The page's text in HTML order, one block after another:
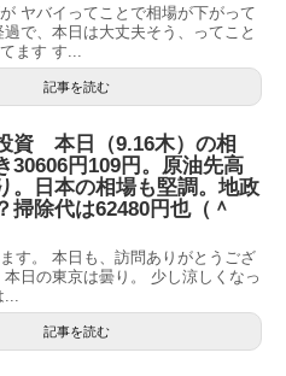
ヤバイってことで相場が下がって
で、本日は大丈夫そう、ってこと
ます す...
記事を読む
資 本日（9.16木）の相
30606円109円。原油先高
。日本の相場も堅調。地政
掃除代は62480円也（＾
す。 本日も、訪問ありがとうござ
日の東京は曇り。 少し涼しくなっ
...
記事を読む